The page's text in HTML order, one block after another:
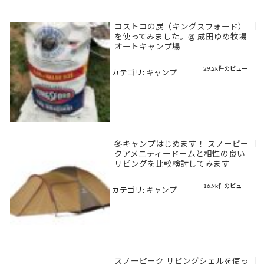
コストコの炭（キングスフォード）
を使ってみました。@ 成田ゆめ牧場
オートキャンプ場
29.2k件のビュー
カテゴリ: キャンプ
冬キャンプはじめます！ スノーピー
クアメニティードームと相性の良い
リビングを比較検討してみます
16.9k件のビュー
カテゴリ: キャンプ
スノーピーク リビングシェルを使っ